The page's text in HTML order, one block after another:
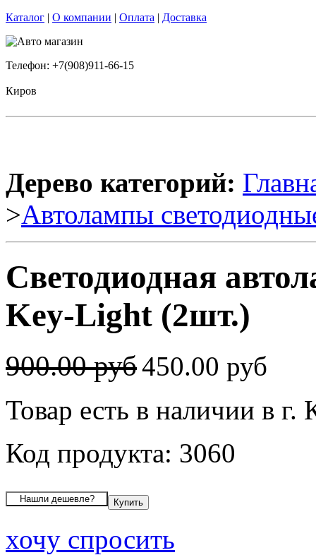
Каталог | О компании | Оплата | Доставка
Телефон: +7(908)911-66-15
Киров
Дерево категорий:
>Автолампы
Светодиодная
Key-Light (2шт.)
900.00 руб450.00 руб
Товар есть в наличии в г.
Код продукта: 3060
хочу спросить